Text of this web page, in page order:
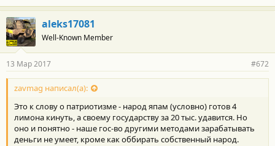
aleks17081
Well-Known Member
13 Мар 2017 #672
zavmag написал(а):
Это к слову о патриотизме - народ япам (условно) готов 4
лимона кинуть, а своему государству за 20 тыс. удавится. Но
оно и понятно - наше гос-во другими методами зарабатывать
деньги не умеет, кроме как оббирать собственный народ.